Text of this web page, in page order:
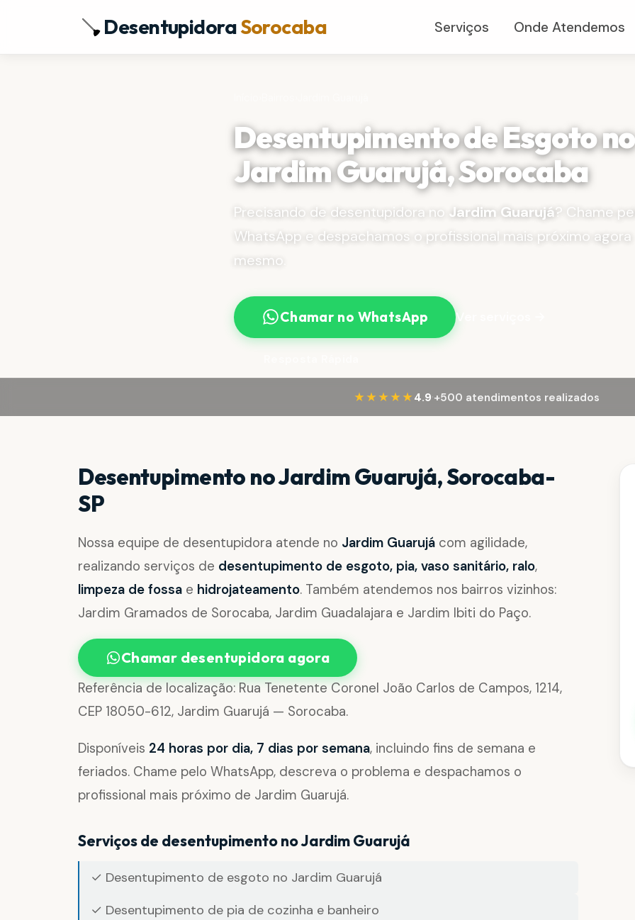
DesentupidoraSorocaba Serviços Onde Atendemos
Desentupimento de Esgoto no
Jardim Guarujá, Sorocaba
Precisando de desentupidora no Jardim Guarujá? Chame
WhatsApp e despachamos o profissional mais próximo agora
mesmo.
Chamar no WhatsApp Ver serviços →
★★★★★ 4.9·+500 atendimentos realizados
Desentupimento no Jardim Guarujá, Sorocaba-
SP
Nossa equipe de desentupidora atende no Jardim Guarujá com agilidade,
realizando serviços de desentupimento de esgoto, pia, vaso sanitário, ralo,
limpeza de fossa e hidrojateamento. Também atendemos nos bairros vizinhos:
Jardim Gramados de Sorocaba, Jardim Guadalajara e Jardim Ibiti do Paço.
Chamar desentupidora agora
Referência de localização: Rua Tenetente Coronel João Carlos de Campos, 1214,
CEP 18050-612, Jardim Guarujá — Sorocaba.
Disponíveis 24 horas por dia, 7 dias por semana, incluindo fins de semana e
feriados. Chame pelo WhatsApp, descreva o problema e despachamos o
profissional mais próximo de Jardim Guarujá.
Serviços de desentupimento no Jardim Guarujá
✓ Desentupimento de esgoto no Jardim Guarujá
✓ Desentupimento de pia de cozinha e banheiro